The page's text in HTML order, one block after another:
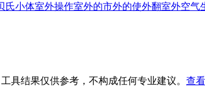
氏小体室外操作室外的市外的使外翻室外空气
具结果仅供参考，不构成任何专业建议。 查